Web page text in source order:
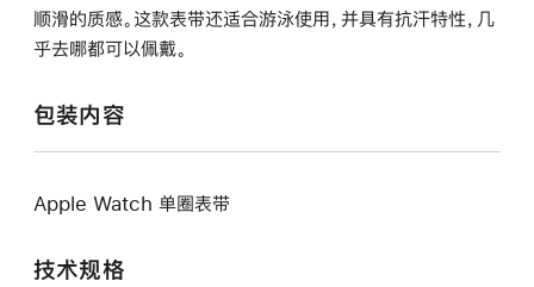
顺滑的质感。这款表带还适合游泳使用，并具有抗汗特性，几
乎去哪都可以佩戴。
包装内容
Apple Watch 单圈表带
技术规格